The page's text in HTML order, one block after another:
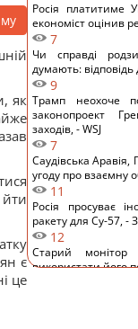
як
йти
є
це
Росія платитиме
економіст оцінив
7
Чи справді
думають: відповідь
9
Трамп неохоче
законопроект
заходів, - WSJ
7
Саудівська
угоду про взаємну
11
Росія просуває
ракету для Су-57, -
12
Старий
використати його